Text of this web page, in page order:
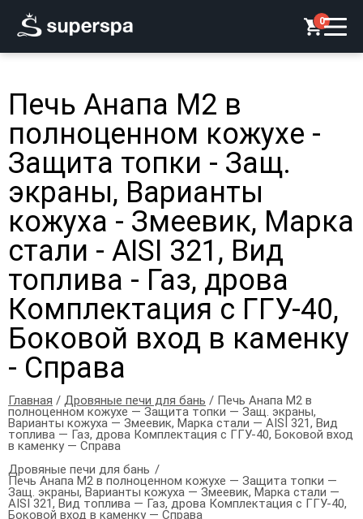
0
Печь Анапа М2 в
полноценном кожухе -
Защита топки - Защ.
экраны, Варианты
кожуха - Змеевик, Марка
стали - AISI 321, Вид
топлива - Газ, дрова
Комплектация с ГГУ-40,
Боковой вход в каменку
- Справа
Главная / Дровяные печи для бань / Печь Анапа М2 в
полноценном кожухе — Защита топки — Защ. экраны,
Варианты кожуха — Змеевик, Марка стали — AISI 321, Вид
топлива — Газ, дрова Комплектация с ГГУ-40, Боковой вход
в каменку — Справа
Дровяные печи для бань
Печь Анапа М2 в полноценном кожухе — Защита топки —
Защ. экраны, Варианты кожуха — Змеевик, Марка стали —
AISI 321, Вид топлива — Газ, дрова Комплектация с ГГУ-40,
Боковой вход в каменку — Справа